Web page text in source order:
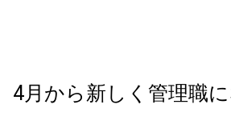
4月から新しく管理職